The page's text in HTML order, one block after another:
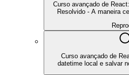
Curso avançado de
Resolvido - A maneira
Curso avançado de
datetime local e salvar